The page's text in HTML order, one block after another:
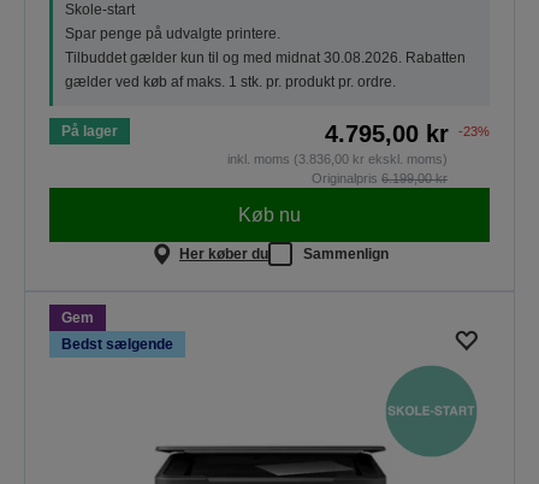
Skole-start
Spar penge på udvalgte printere.
Tilbuddet gælder kun til og med midnat 30.08.2026. Rabatten
gælder ved køb af maks. 1 stk. pr. produkt pr. ordre.
På lager 4.795,00 kr
-23%
inkl. moms (3.836,00 kr ekskl. moms)
Originalpris 6.199,00 kr
Køb nu
Her køber du Sammenlign
Gem
Bedst sælgende